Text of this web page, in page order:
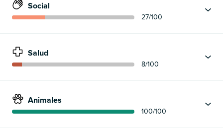
Social
27/100
Salud
8/100
Animales
100/100